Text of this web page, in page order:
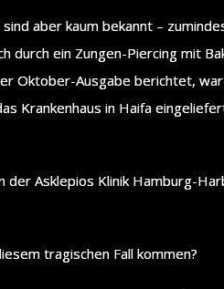
aber kaum bekannt –
durch ein Zungen-Piercing mit
Oktober-Ausgabe berichtet,
Krankenhaus in Haifa
der Asklepios Klinik Hamburg-
tragischen Fall kommen?